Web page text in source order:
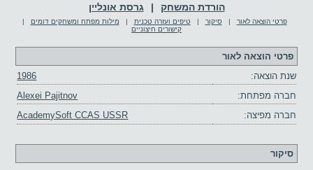
הורדת המשחק | גרסת אונליין
פרטי הוצאה לאור | סיקור | טיפים ועזרה טכנית | מילות מפתח ומשחקים דומים
|
קישורים חיצוניים
פרטי הוצאה לאור
שנת הוצאה:
1986
חברה מפתחת:
Alexei Pajitnov
חברה מפיצה:
AcademySoft CCAS USSR
סיקור